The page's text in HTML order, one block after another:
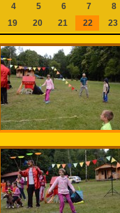
4 5 6 7 8
19 20 21 22 23